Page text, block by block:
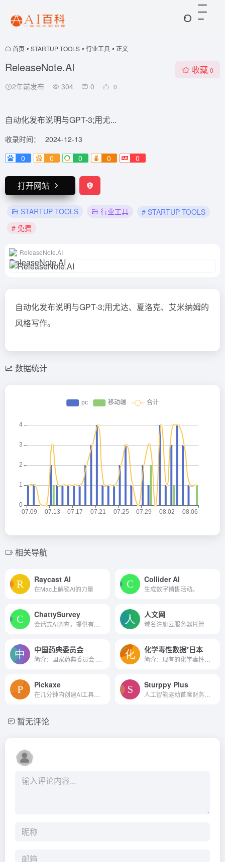
首页 • STARTUP TOOLS • 行业工具 • 正文
ReleaseNote.AI
2年前发布 304 0 0
收藏 0
自动化发布说明与GPT-3;用尤...
收录时间：
2024-12-13
0
0 0 0 0
打开网站
STARTUP TOOLS 行业工具
# STARTUP TOOLS
# 免费
ReleaseNote.AI
自动化发布说明与GPT-3;用尤达、夏洛克、艾米纳姆的
风格写作。
数据统计
相关导航
Raycast Al
在Mac上解锁AI的力量
Collider AI
生成数字销售活动。
ChattySurvey 人文网
域名注册云服务器托管
中国药典委员会 化学毒性数据*日本
Pickaxe Sturppy Plus
暂无评论